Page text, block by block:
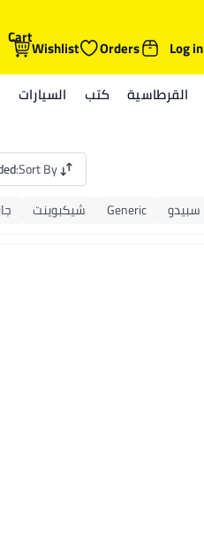
Log in
Orders
Wishlist
Cart
القرطاسية كتب السيارات
Sort By
:
سبيدو Generic شيكبوينت